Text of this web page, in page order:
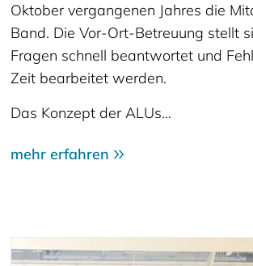
Oktober vergangenen Jahres die
Band. Die Vor-Ort-Betreuung stellt
Fragen schnell beantwortet und
Zeit bearbeitet werden.
Das Konzept der ALUs…
mehr erfahren